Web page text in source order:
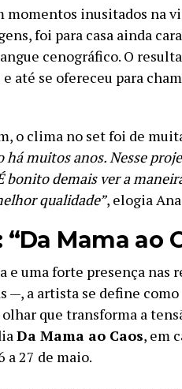
momentos inusitados na
foi para casa ainda
cenográfico. O
até se ofereceu para
o clima no set foi de
muitos anos. Nesse
demais ver a
qualidade”, elogia
Mama ao
e uma forte presença nas
—, a artista se define como
olhar que transforma a
Da Mama ao Caos, em
a 27 de maio.